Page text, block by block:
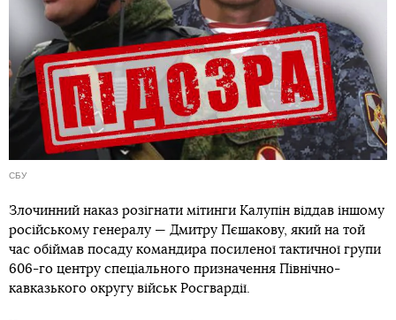
СБУ
Злочинний наказ розігнати мітинги Калупін віддав іншому
російському генералу — Дмитру Пєшакову, який на той
час обіймав посаду командира посиленої тактичної групи
606-го центру спеціального призначення Північно-
кавказького округу військ Росгвардії.